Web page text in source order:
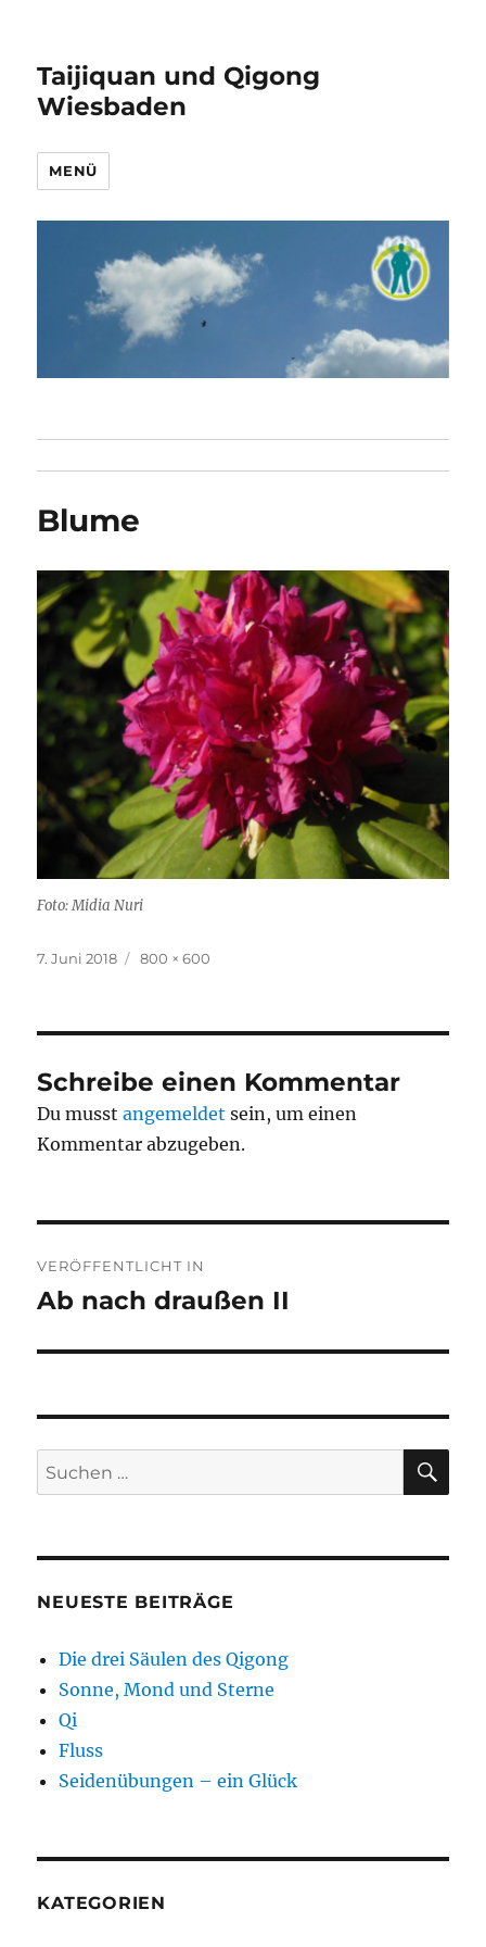
Taijiquan und Qigong
Wiesbaden
MENÜ
Blume
Foto: Midia Nuri
Veröffentlicht
7. Juni 2018 Originalgröße
800 × 600
Schreibe einen Kommentar
Du musstangemeldet sein, um einen
Kommentar abzugeben.
VERÖFFENTLICHT IN
Ab nach draußen II
Suchen
nach:
NEUESTE BEITRÄGE
Die drei Säulen des Qigong
Sonne, Mond und Sterne
Qi
Fluss
Seidenübungen – ein Glück
KATEGORIEN